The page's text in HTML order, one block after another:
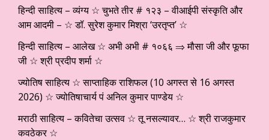
हिन्दी साहित्य – व्यंग्य ☆ चुभते तीर # १२३ – वीआईपी संस्कृति और
आम आदमी – ☆ डॉ. सुरेश कुमार मिश्रा ‘उरतृप्त’ ☆
हिन्दी साहित्य – आलेख ☆ अभी अभी # १०६६ ⇒ मौसा जी और फूफा
जी ☆ श्री प्रदीप शर्मा ☆
ज्योतिष साहित्य ☆ साप्ताहिक राशिफल (10 अगस्त से 16 अगस्त
2026) ☆ ज्योतिषाचार्य पं अनिल कुमार पाण्डेय ☆
मराठी साहित्य – कवितेचा उत्सव ☆ तू नसल्यावर… ☆ श्री राजकुमार
कवठेकर ☆